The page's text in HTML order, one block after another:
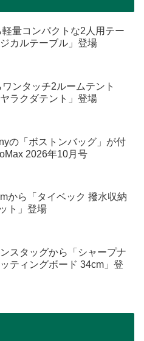
軽量コンパクトな2人用テー
カルテーブル」登場
ワンタッチ2ルームテント
ヤラクダテント」登場
の「ボストンバッグ」が付
2026年10月号
から「タイベック 撥水収納
ト」登場
スタッグから「シャープナ
ティングボード 34cm」登